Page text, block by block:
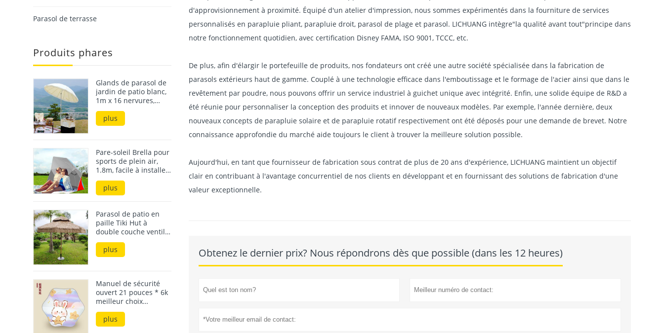
Année de création 1998
Xiamen LICHUANG Umbrella Co., Ltd a établi ses racines industrielles en tant que parapluie professionnel ODM & OEM fondé en
l'aéroport et de la gare de XIAMEN, notre développement durable s'est épanoui avec la ressource économique de la chaîne
d'approvisionnement à proximité. Équipé d'un atelier d'impression, nous sommes expérimentés dans la fourniture de services
personnalisés en parapluie pliant, parapluie droit, parasol de plage et parasol. LICHUANG intègre"la qualité avant tout"principe dans
notre fonctionnement quotidien, avec certification Disney FAMA, ISO 9001, TCCC, etc.
De plus, afin d'élargir le portefeuille de produits, nos fondateurs ont créé une autre société spécialisée dans la fabrication de
revêtement par poudre, nous pouvons offrir un service industriel à guichet unique avec intégrité. Enfin, une solide équipe de R&D a
été réunie pour personnaliser la conception des produits et innover de nouveaux modèles. Par exemple, l'année dernière, deux
nouveaux concepts de parapluie solaire et de parapluie rotatif respectivement ont été déposés pour une demande de brevet. Notre
clair en contribuant à l'avantage concurrentiel de nos clients en développant et en fournissant des solutions de fabrication d'une
Obtenez le dernier prix? Nous répondrons dès que possible (dans les 12 heures)
Parasol de terrasse
Produits phares
Glands de parasol de
jardin de patio blanc,
1m x 16 nervures,
avec base, meilleures
ventes sur le marché
coréen
plus
Pare-soleil Brella pour
sports de plein air,
1.8m, facile à installer,
abri de plage,
parapluie pour la
plage
plus
Parasol de patio en
paille Tiki Hut à
double couche ventilé
de 3 m
plus
Manuel de sécurité
ouvert 21 pouces * 6k
meilleur choix
parasols et parapluies
de pluie pour enfants
résistants aux uv
plus